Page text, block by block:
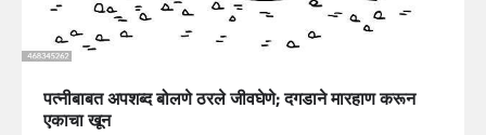
पत्नीबाबत अपशब्द बोलणे ठरले जीवघेणे; दगडाने मारहाण करून
एकाचा खून